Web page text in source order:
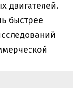
двигателей.
быстрее